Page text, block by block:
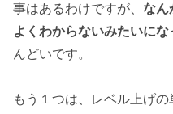
事はあるわけですが、 なん
よくわからないみたいにな
んどいです。
もう１つは、レベル上げ